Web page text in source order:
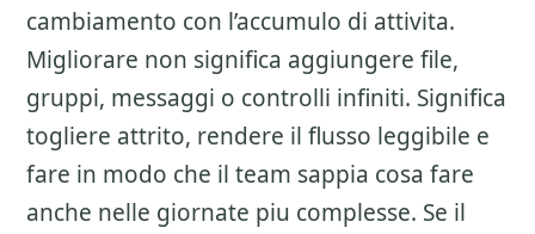
cambiamento con l’accumulo di attivita.
Migliorare non significa aggiungere file,
gruppi, messaggi o controlli infiniti. Significa
togliere attrito, rendere il flusso leggibile e
fare in modo che il team sappia cosa fare
anche nelle giornate piu complesse. Se il